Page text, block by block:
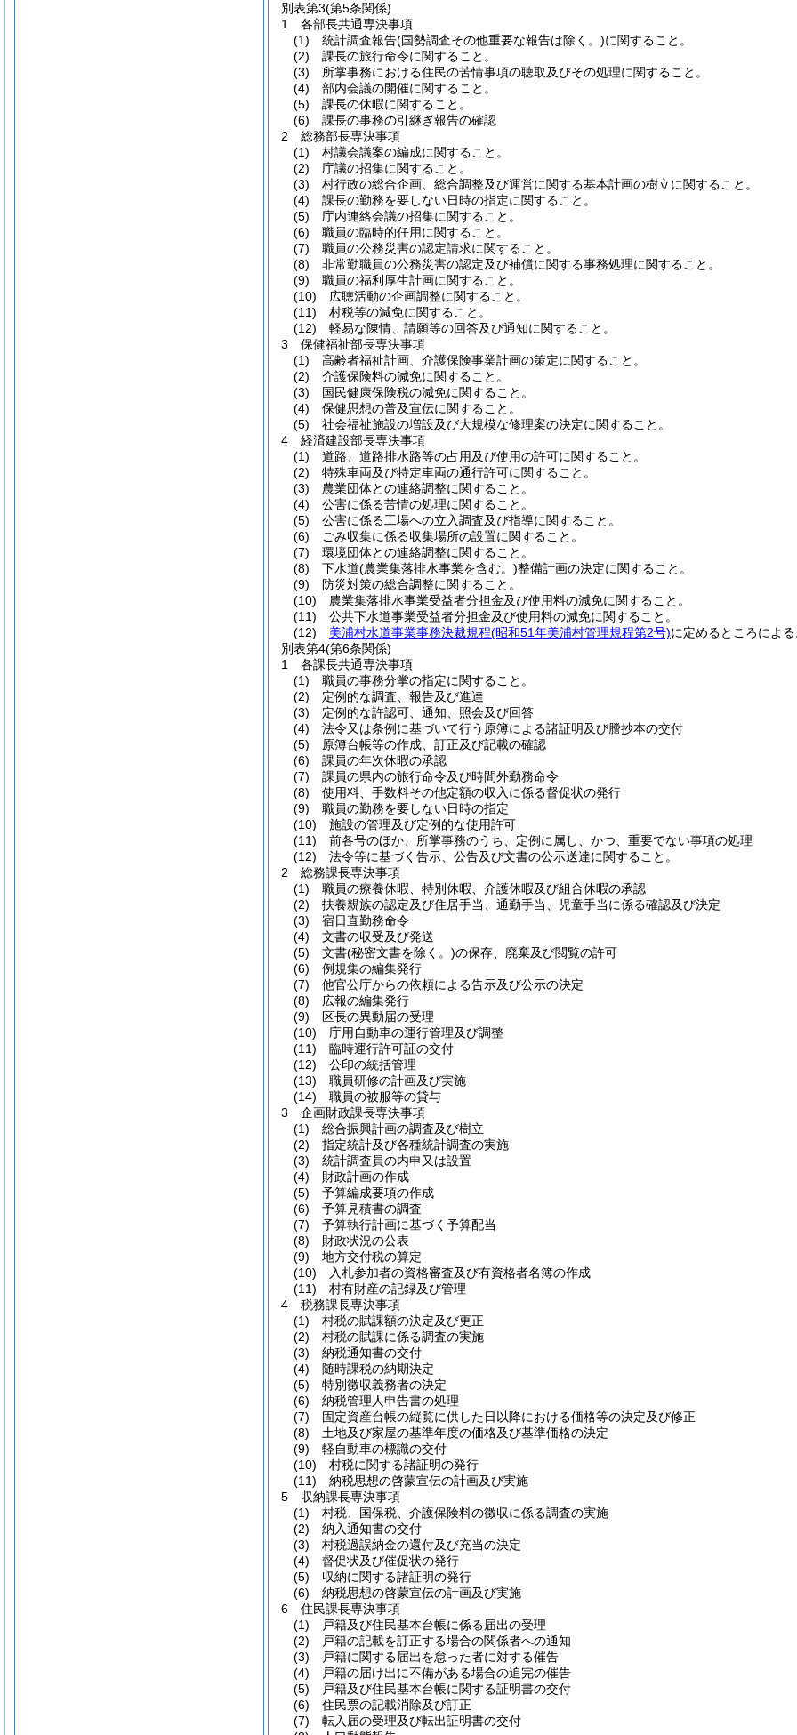
別表第3(第5条関係)
1 各部長共通専決事項
(1) 統計調査報告(国勢調査その他重要な報告は除く。)に関すること。
(2) 課長の旅行命令に関すること。
(3) 所掌事務における住民の苦情事項の聴取及びその処理に関すること。
(4) 部内会議の開催に関すること。
(5) 課長の休暇に関すること。
(6) 課長の事務の引継ぎ報告の確認
2 総務部長専決事項
(1) 村議会議案の編成に関すること。
(2) 庁議の招集に関すること。
(3) 村行政の総合企画、総合調整及び運営に関する基本計画の樹立に関すること。
(4) 課長の勤務を要しない日時の指定に関すること。
(5) 庁内連絡会議の招集に関すること。
(6) 職員の臨時的任用に関すること。
(7) 職員の公務災害の認定請求に関すること。
(8) 非常勤職員の公務災害の認定及び補償に関する事務処理に関すること。
(9) 職員の福利厚生計画に関すること。
(10) 広聴活動の企画調整に関すること。
(11) 村税等の減免に関すること。
(12) 軽易な陳情、請願等の回答及び通知に関すること。
3 保健福祉部長専決事項
(1) 高齢者福祉計画、介護保険事業計画の策定に関すること。
(2) 介護保険料の減免に関すること。
(3) 国民健康保険税の減免に関すること。
(4) 保健思想の普及宣伝に関すること。
(5) 社会福祉施設の増設及び大規模な修理案の決定に関すること。
4 経済建設部長専決事項
(1) 道路、道路排水路等の占用及び使用の許可に関すること。
(2) 特殊車両及び特定車両の通行許可に関すること。
(3) 農業団体との連絡調整に関すること。
(4) 公害に係る苦情の処理に関すること。
(5) 公害に係る工場への立入調査及び指導に関すること。
(6) ごみ収集に係る収集場所の設置に関すること。
(7) 環境団体との連絡調整に関すること。
(8) 下水道(農業集落排水事業を含む。)整備計画の決定に関すること。
(9) 防災対策の総合調整に関すること。
(10) 農業集落排水事業受益者分担金及び使用料の減免に関すること。
(11) 公共下水道事業受益者分担金及び使用料の減免に関すること。
(12) 美浦村水道事業事務決裁規程(昭和51年美浦村管理規程第2号)に定めるところによ
別表第4(第6条関係)
1 各課長共通専決事項
(1) 職員の事務分掌の指定に関すること。
(2) 定例的な調査、報告及び進達
(3) 定例的な許認可、通知、照会及び回答
(4) 法令又は条例に基づいて行う原簿による諸証明及び謄抄本の交付
(5) 原簿台帳等の作成、訂正及び記載の確認
(6) 課員の年次休暇の承認
(7) 課員の県内の旅行命令及び時間外勤務命令
(8) 使用料、手数料その他定額の収入に係る督促状の発行
(9) 職員の勤務を要しない日時の指定
(10) 施設の管理及び定例的な使用許可
(11) 前各号のほか、所掌事務のうち、定例に属し、かつ、重要でない事項の処理
(12) 法令等に基づく告示、公告及び文書の公示送達に関すること。
2 総務課長専決事項
(1) 職員の療養休暇、特別休暇、介護休暇及び組合休暇の承認
(2) 扶養親族の認定及び住居手当、通勤手当、児童手当に係る確認及び決定
(3) 宿日直勤務命令
(4) 文書の収受及び発送
(5) 文書(秘密文書を除く。)の保存、廃棄及び閲覧の許可
(6) 例規集の編集発行
(7) 他官公庁からの依頼による告示及び公示の決定
(8) 広報の編集発行
(9) 区長の異動届の受理
(10) 庁用自動車の運行管理及び調整
(11) 臨時運行許可証の交付
(12) 公印の統括管理
(13) 職員研修の計画及び実施
(14) 職員の被服等の貸与
3 企画財政課長専決事項
(1) 総合振興計画の調査及び樹立
(2) 指定統計及び各種統計調査の実施
(3) 統計調査員の内申又は設置
(4) 財政計画の作成
(5) 予算編成要項の作成
(6) 予算見積書の調査
(7) 予算執行計画に基づく予算配当
(8) 財政状況の公表
(9) 地方交付税の算定
(10) 入札参加者の資格審査及び有資格者名簿の作成
(11) 村有財産の記録及び管理
4 税務課長専決事項
(1) 村税の賦課額の決定及び更正
(2) 村税の賦課に係る調査の実施
(3) 納税通知書の交付
(4) 随時課税の納期決定
(5) 特別徴収義務者の決定
(6) 納税管理人申告書の処理
(7) 固定資産台帳の縦覧に供した日以降における価格等の決定及び修正
(8) 土地及び家屋の基準年度の価格及び基準価格の決定
(9) 軽自動車の標識の交付
(10) 村税に関する諸証明の発行
(11) 納税思想の啓蒙宣伝の計画及び実施
5 収納課長専決事項
(1) 村税、国保税、介護保険料の徴収に係る調査の実施
(2) 納入通知書の交付
(3) 村税過誤納金の還付及び充当の決定
(4) 督促状及び催促状の発行
(5) 収納に関する諸証明の発行
(6) 納税思想の啓蒙宣伝の計画及び実施
6 住民課長専決事項
(1) 戸籍及び住民基本台帳に係る届出の受理
(2) 戸籍の記載を訂正する場合の関係者への通知
(3) 戸籍に関する届出を怠った者に対する催告
(4) 戸籍の届け出に不備がある場合の追完の催告
(5) 戸籍及び住民基本台帳に関する証明書の交付
(6) 住民票の記載消除及び訂正
(7) 転入届の受理及び転出証明書の交付